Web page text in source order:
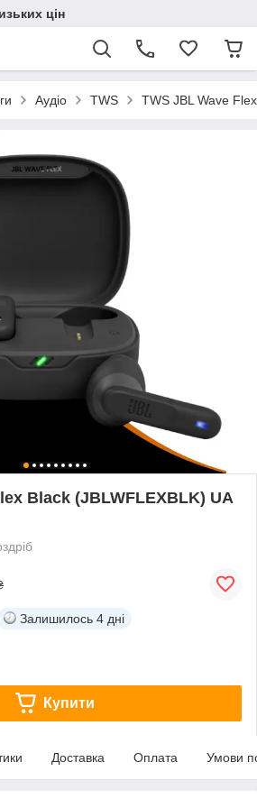
цін
Аудіо TWS TWS JBL Wave
Black (JBLWFLEXBLK) UA
Залишилось 4 дні
Купити
Доставка Оплата Умови